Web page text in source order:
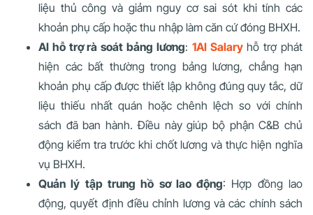
liệu thủ công và giảm nguy cơ sai sót khi tính các
khoản phụ cấp hoặc thu nhập làm căn cứ đóng BHXH.
AI hỗ trợ rà soát bảng lương: 1AI Salaryhỗ trợ phát
hiện các bất thường trong bảng lương, chẳng hạn
khoản phụ cấp được thiết lập không đúng quy tắc, dữ
liệu thiếu nhất quán hoặc chênh lệch so với chính
sách đã ban hành. Điều này giúp bộ phận C&B chủ
động kiểm tra trước khi chốt lương và thực hiện nghĩa
vụ BHXH.
Quản lý tập trung hồ sơ lao động: Hợp đồng lao
động, quyết định điều chỉnh lương và các chính sách